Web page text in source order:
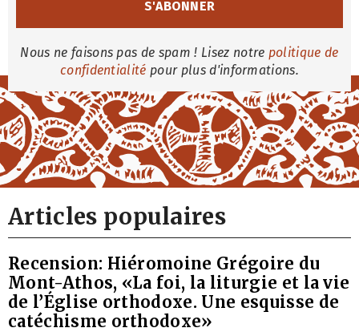
Nous ne faisons pas de spam ! Lisez notre politique de
confidentialité pour plus d'informations.
Articles populaires
Recension: Hiéromoine Grégoire du
Mont-Athos, «La foi, la liturgie et la vie
de l’Église orthodoxe. Une esquisse de
catéchisme orthodoxe»